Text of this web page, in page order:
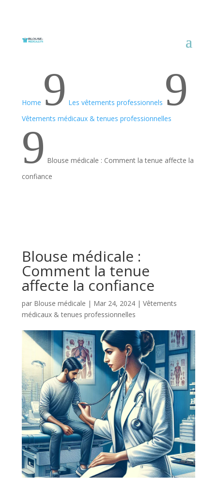
Home 9 Les vêtements professionnels 9
Vêtements médicaux & tenues professionnelles
9 Blouse médicale : Comment la tenue affecte la
confiance
Blouse médicale :
Comment la tenue
affecte la confiance
par Blouse médicale | Mar 24, 2024| Vêtements
médicaux & tenues professionnelles